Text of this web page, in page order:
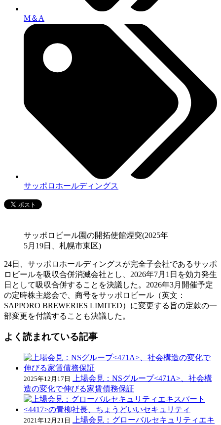
M＆A
サッポロホールディングス
サッポロビール園の開拓使館煙突(2025年
5月19日、札幌市東区)
24日、サッポロホールディングスが完全子会社であるサッポ
ロビールを吸収合併消滅会社とし、2026年7月1日を効力発生
日として吸収合併することを決議した。2026年3月開催予定
の定時株主総会で、商号をサッポロビール（英文：
SAPPORO BREWERIES LIMITED）に変更する旨の定款の一
部変更を付議することも決議した。
よく読まれている記事
2025年12月17日
上場会見：NSグループ<471A>、社会構
造の変化で伸びる家賃債務保証
2021年12月21日
上場会見：グローバルセキュリティエキ